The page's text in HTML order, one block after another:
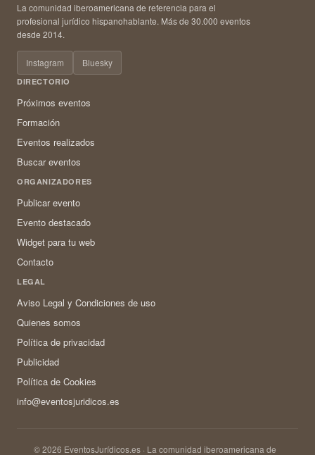
La comunidad iberoamericana de referencia para el
profesional jurídico hispanohablante. Más de 30.000 eventos
desde 2014.
Instagram Bluesky
DIRECTORIO
Próximos eventos
Formación
Eventos realizados
Buscar eventos
ORGANIZADORES
Publicar evento
Evento destacado
Widget para tu web
Contacto
LEGAL
Aviso Legal y Condiciones de uso
Quienes somos
Política de privacidad
Publicidad
Política de Cookies
info@eventosjuridicos.es
© 2026 EventosJurídicos.es · La comunidad iberoamericana de